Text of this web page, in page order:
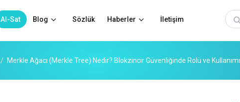
Al-Sat Blog Sözlük Haberler İletişim
Merkle Ağacı (Merkle Tree) Nedir? Blokzincir Güvenliğinde Rolü ve Kullanımı